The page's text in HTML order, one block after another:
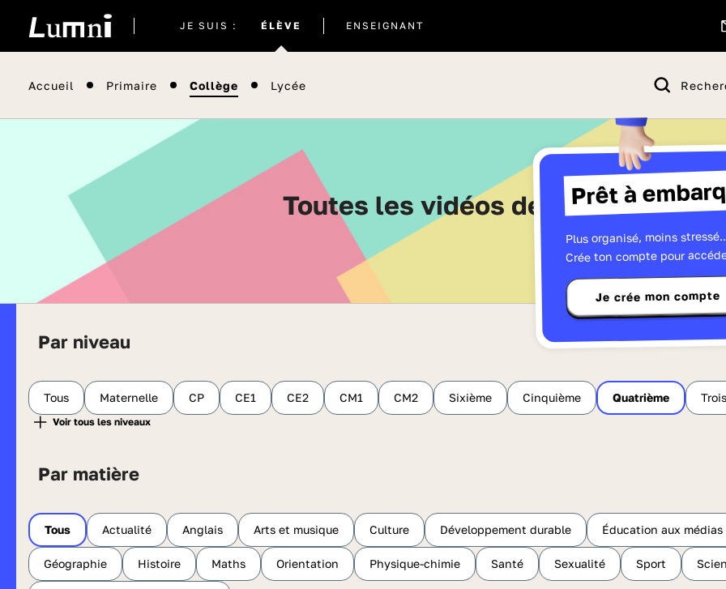
JE SUIS : ÉLÈVE
actuel
ENSEIGNANT
Accueil Primaire Collège Lycée
Prêt à
Plus organisé, moins
Crée ton compte pour
Je crée mon compte
Toutes les vidéos de Quatrième -
Par niveau
Tous Maternelle CP CE1 CE2 CM1 CM2 Sixième Cinquième Quatrième
Par matière
Tous Actualité Anglais Arts et musique Culture Développement durable Éducation aux
Géographie Histoire Maths Orientation Physique-chimie Santé Sexualité Sport